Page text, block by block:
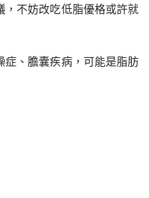
，不妨改吃低脂優格或許就
、膽囊疾病，可能是脂肪